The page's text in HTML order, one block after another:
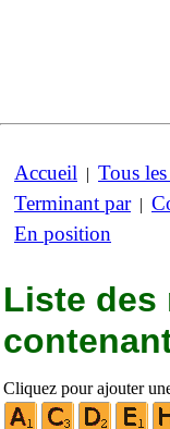
Accueil | Tous
Terminant par|
En position
Liste des
Cliquez pour ajouter